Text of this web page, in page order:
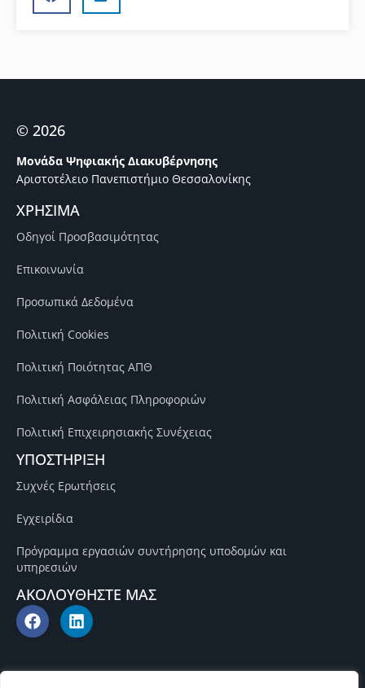
© 2026
Μονάδα Ψηφιακής Διακυβέρνησης
Αριστοτέλειο Πανεπιστήμιο Θεσσαλονίκης
ΧΡΗΣΙΜΑ
Οδηγοί Προσβασιμότητας
Επικοινωνία
Προσωπικά Δεδομένα
Πολιτική Cookies
Πολιτική Ποιότητας ΑΠΘ
Πολιτική Ασφάλειας Πληροφοριών
Πολιτική Επιχειρησιακής Συνέχειας
ΥΠΟΣΤΗΡΙΞΗ
Συχνές Ερωτήσεις
Εγχειρίδια
Πρόγραμμα εργασιών συντήρησης υποδομών και
υπηρεσιών
ΑΚΟΛΟΥΘΗΣΤΕ ΜΑΣ